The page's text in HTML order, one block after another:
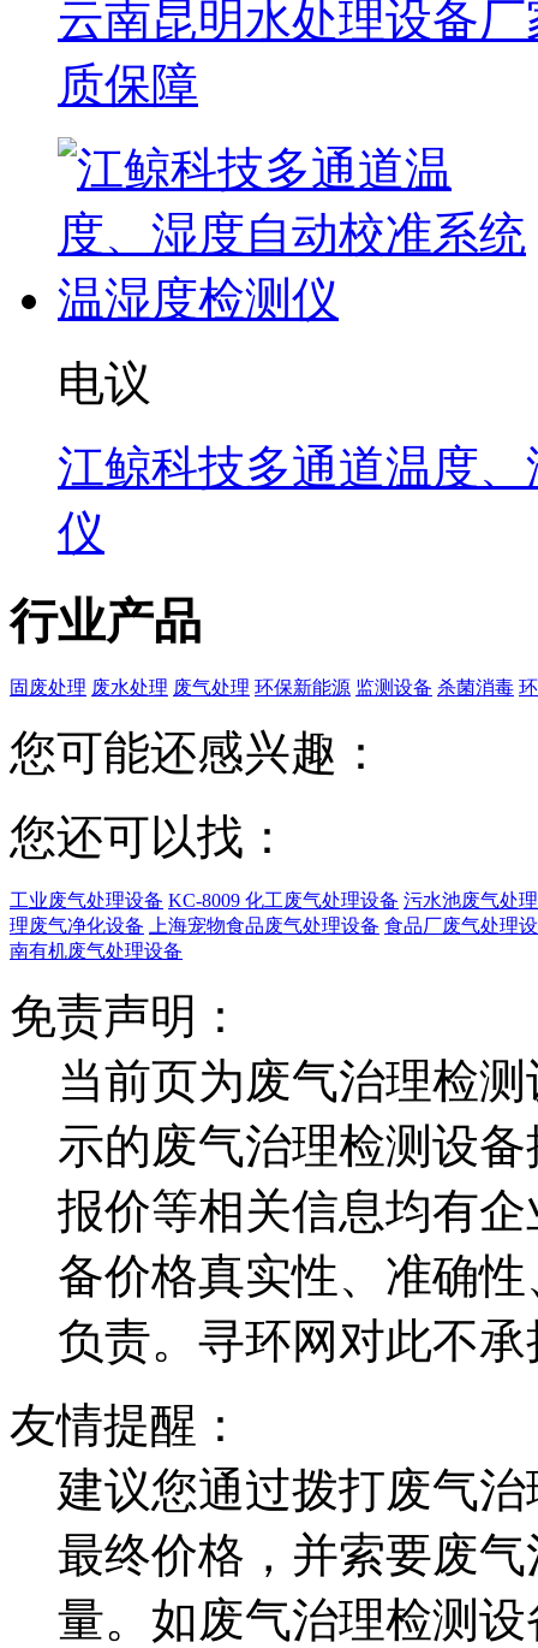
云南昆明水处理设备
质保障
电议
江鲸科技多通道温度
仪
行业产品
固废处理 废水处理 废气处理 环保新能源 监测设备 杀菌消毒
您可能还感兴趣：
您还可以找：
工业废气处理设备 KC-8009 化工废气处理设备 污水池废气处
理废气净化设备
上海宠物食品废气处理设备 食品厂废气处理
南有机废气处理设备
免责声明：
当前页为废气治理检
示的废气治理检测设
报价等相关信息均有
备价格真实性、准确
负责。寻环网对此不
友情提醒：
建议您通过拨打废气
最终价格，并索要废
量。如废气治理检测